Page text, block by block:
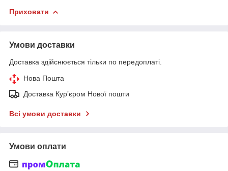
Приховати
Умови доставки
Доставка здійснюється тільки по передоплаті.
Нова Пошта
Доставка Курʼєром Нової пошти
Всі умови доставки
Умови оплати